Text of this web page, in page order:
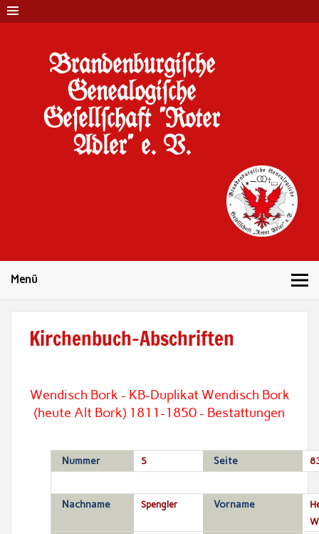
Brandenburgi#che
Genealogi#che
Ge#ell#chaft "Roter
Adler" e. V.
Menü
Kirchenbuch-Abschriften
Wendisch Bork - KB-Duplikat Wendisch Bork
(heute Alt Bork) 1811-1850 - Bestattungen
Nummer 5 Seite
Nachname Spengler Vorname